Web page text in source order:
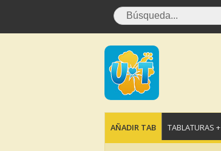
AÑADIR TAB TABLATURAS +